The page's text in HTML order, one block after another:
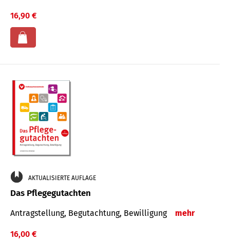
16,90 €
AKTUALISIERTE AUFLAGE
Das Pflegegutachten
Antragstellung, Begutachtung, Bewilligung mehr
16,00 €